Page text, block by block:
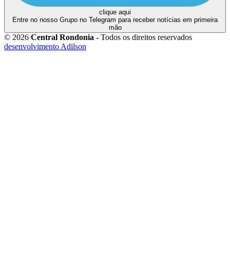
clique aqui
Entre no nosso Grupo no Telegram para receber notícias em primeira
mão
© 2026 Central Rondonia - Todos os direitos reservados
desenvolvimento Adilson